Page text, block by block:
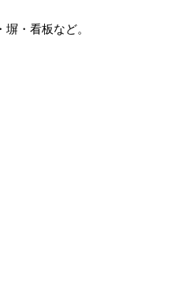
・看板など。